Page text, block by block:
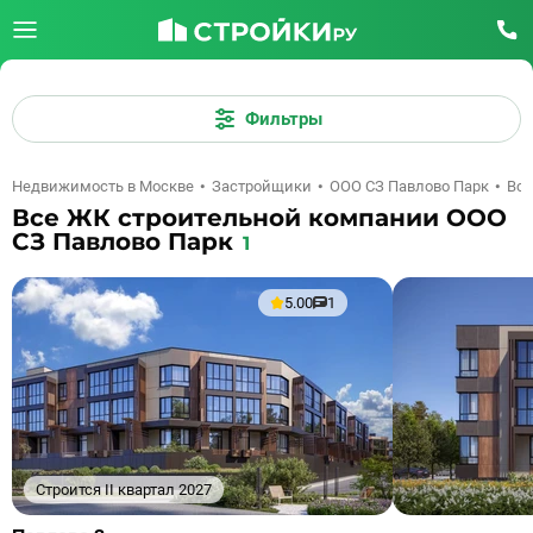
Фильтры
Недвижимость в Москве Застройщики ООО СЗ Павлово Парк
Все ЖК строительной компании ООО
СЗ Павлово Парк 1
Строится II квартал 2027
5.00 1